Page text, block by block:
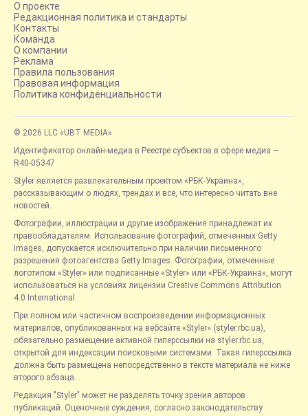
О проекте
Редакционная политика и стандарты
Контакты
Команда
О компании
Реклама
Правила пользования
Правовая информация
Политика конфиденциальности
© 2026 LLC «UBT MEDIA»
Идентификатор онлайн-медиа в Реестре субъектов в сфере медиа —
R40-05347
Styler является развлекательным проектом «РБК-Украина»,
рассказывающим о людях, трендах и всё, что интересно читать вне
новостей.
Фотографии, иллюстрации и другие изображения принадлежат их
правообладателям. Использование фотографий, отмеченных Getty
Images, допускается исключительно при наличии письменного
разрешения фотоагентства Getty Images. Фотографии, отмеченные
логотипом «Styler» или подписанные «Styler» или «РБК-Украина», могут
использоваться на условиях лицензии Creative Commons Attribution
4.0 International.
При полном или частичном воспроизведении информационных
материалов, опубликованных на вебсайте «Styler» (styler.rbc.ua),
обязательно размещение активной гиперссылки на styler.rbc.ua,
открытой для индексации поисковыми системами. Такая гиперссылка
должна быть размещена непосредственно в тексте материала не ниже
второго абзаца.
Редакция "Styler" может не разделять точку зрения авторов
публикаций. Оценочные суждения, согласно законодательству